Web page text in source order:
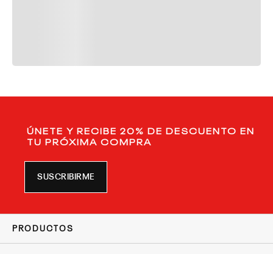
ÚNETE Y RECIBE 20% DE DESCUENTO EN
TU PRÓXIMA COMPRA
SUSCRIBIRME
PRODUCTOS